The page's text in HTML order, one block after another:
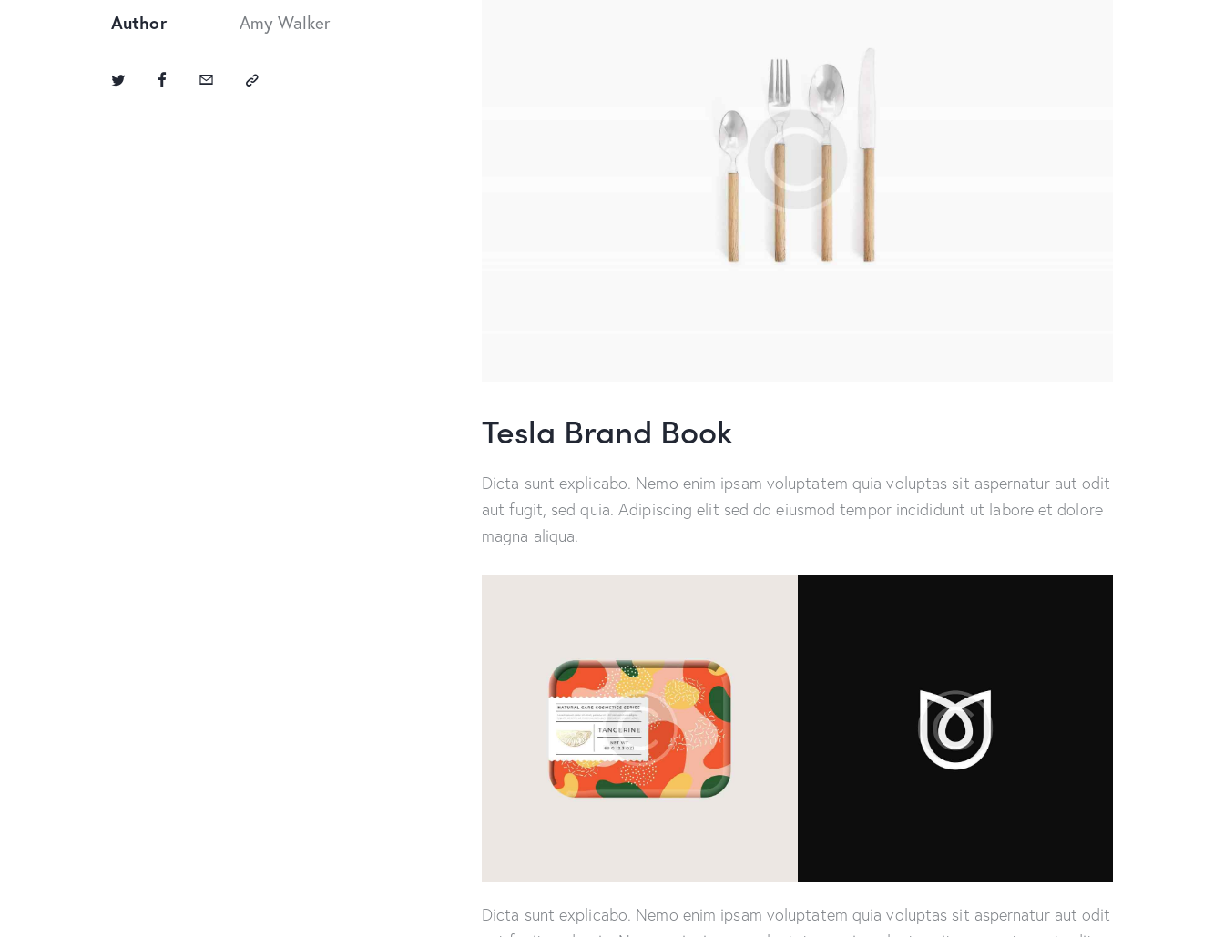
Author Amy Walker
Tesla Brand Book
Dicta sunt explicabo. Nemo enim ipsam voluptatem quia voluptas sit aspernatur aut odit
aut fugit, sed quia. Adipiscing elit sed do eiusmod tempor incididunt ut labore et dolore
magna aliqua.
Dicta sunt explicabo. Nemo enim ipsam voluptatem quia voluptas sit aspernatur aut odit